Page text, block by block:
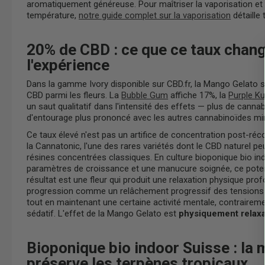
aromatiquement généreuse. Pour maîtriser la vaporisation
température, notre guide complet sur la vaporisation détaille
20% de CBD : ce que ce taux
l'expérience
Dans la gamme Ivory disponible sur CBD.fr, la Mango
CBD parmi les fleurs. La Bubble Gum affiche 17%, la Purple
un saut qualitatif dans l'intensité des effets — plus de
d'entourage plus prononcé avec les autres cannabinoïdes
Ce taux élevé n'est pas un artifice de concentration post-
la Cannatonic, l'une des rares variétés dont le CBD naturel
résines concentrées classiques. En culture bioponique bio
paramètres de croissance et une manucure soignée, ce
résultat est une fleur qui produit une relaxation physique
progression comme un relâchement progressif des
tout en maintenant une certaine activité mentale,
sédatif. L'effet de la Mango Gelato est physiquement
Bioponique bio indoor Suisse : la